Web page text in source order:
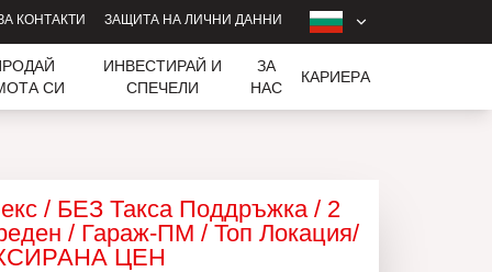
КОНТАКТИ ЗАЩИТА НА ЛИЧНИ ДАННИ
СИ
ИНВЕСТИРАЙ И
СПЕЧЕЛИ
ЗА
НАС
КАРИЕРA
/ БЕЗ Такса Поддръжка / 2
/ Гараж-ПМ / Топ Локация/
ЦЕН